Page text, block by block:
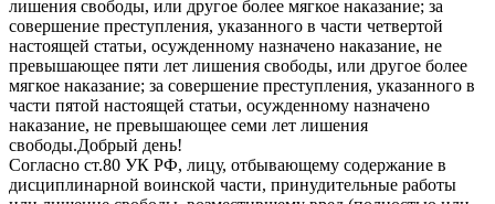
лишения свободы, или другое более мягкое наказание; за
совершение преступления, указанного в части четвертой
настоящей статьи, осужденному назначено наказание, не
превышающее пяти лет лишения свободы, или другое более
мягкое наказание; за совершение преступления, указанного в
части пятой настоящей статьи, осужденному назначено
наказание, не превышающее семи лет лишения
свободы.Добрый день!
Согласно ст.80 УК РФ, лицу, отбывающему содержание в
дисциплинарной воинской части, принудительные работы